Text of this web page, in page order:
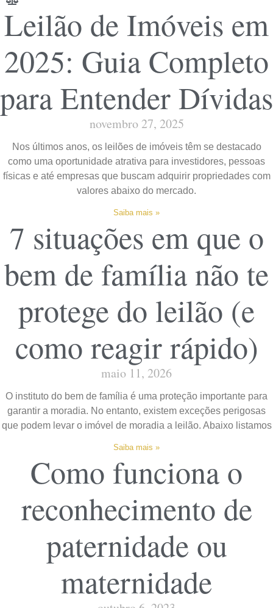
Leilão de Imóveis em
2025: Guia Completo
para Entender Dívidas
novembro 27, 2025
Nos últimos anos, os leilões de imóveis têm se destacado
como uma oportunidade atrativa para investidores, pessoas
físicas e até empresas que buscam adquirir propriedades com
valores abaixo do mercado.
Saiba mais »
7 situações em que o
bem de família não te
protege do leilão (e
como reagir rápido)
maio 11, 2026
O instituto do bem de família é uma proteção importante para
garantir a moradia. No entanto, existem exceções perigosas
que podem levar o imóvel de moradia a leilão. Abaixo listamos
Saiba mais »
Como funciona o
reconhecimento de
paternidade ou
maternidade